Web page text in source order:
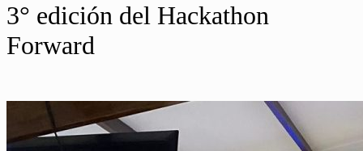
3° edición del Hackathon
Forward